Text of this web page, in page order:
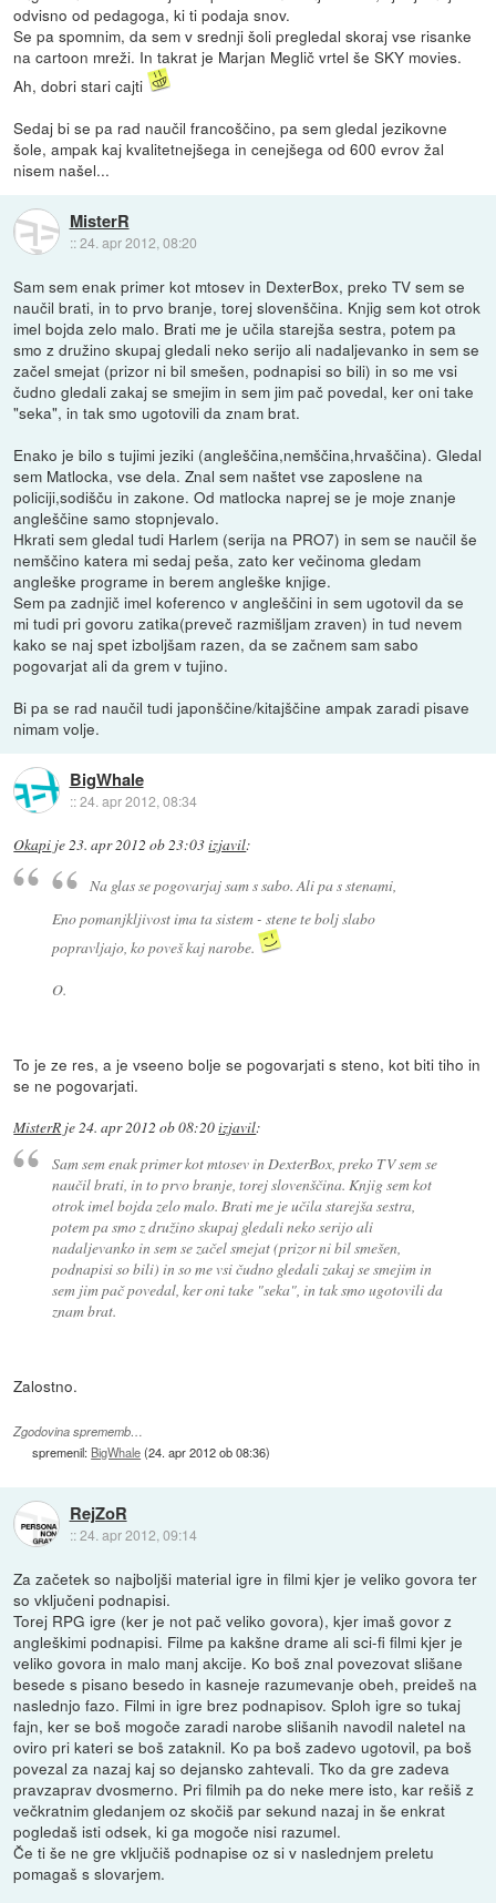
odvisno od pedagoga, ki ti podaja snov.
Se pa spomnim, da sem v srednji šoli pregledal skoraj vse risanke
na cartoon mreži. In takrat je Marjan Meglič vrtel še SKY movies.
Ah, dobri stari cajti
Sedaj bi se pa rad naučil francoščino, pa sem gledal jezikovne
šole, ampak kaj kvalitetnejšega in cenejšega od 600 evrov žal
nisem našel...
MisterR
::24. apr 2012, 08:20
Sam sem enak primer kot mtosev in DexterBox, preko TV sem se
naučil brati, in to prvo branje, torej slovenščina. Knjig sem kot otrok
imel bojda zelo malo. Brati me je učila starejša sestra, potem pa
smo z družino skupaj gledali neko serijo ali nadaljevanko in sem se
začel smejat (prizor ni bil smešen, podnapisi so bili) in so me vsi
čudno gledali zakaj se smejim in sem jim pač povedal, ker oni take
"seka", in tak smo ugotovili da znam brat.
Enako je bilo s tujimi jeziki (angleščina,nemščina,hrvaščina). Gledal
sem Matlocka, vse dela. Znal sem naštet vse zaposlene na
policiji,sodišču in zakone. Od matlocka naprej se je moje znanje
angleščine samo stopnjevalo.
Hkrati sem gledal tudi Harlem (serija na PRO7) in sem se naučil še
nemščino katera mi sedaj peša, zato ker večinoma gledam
angleške programe in berem angleške knjige.
Sem pa zadnjič imel koferenco v angleščini in sem ugotovil da se
mi tudi pri govoru zatika(preveč razmišljam zraven) in tud nevem
kako se naj spet izboljšam razen, da se začnem sam sabo
pogovarjat ali da grem v tujino.
Bi pa se rad naučil tudi japonščine/kitajščine ampak zaradi pisave
nimam volje.
BigWhale
::24. apr 2012, 08:34
Okapi je23. apr 2012 ob 23:03izjavil:
Na glas se pogovarjaj sam s sabo. Ali pa s stenami,
Eno pomanjkljivost ima ta sistem - stene te bolj slabo
popravljajo, ko poveš kaj narobe.
O.
To je ze res, a je vseeno bolje se pogovarjati s steno, kot biti tiho in
se ne pogovarjati.
MisterR je24. apr 2012 ob 08:20izjavil:
Sam sem enak primer kot mtosev in DexterBox, preko TV sem se
naučil brati, in to prvo branje, torej slovenščina. Knjig sem kot
otrok imel bojda zelo malo. Brati me je učila starejša sestra,
potem pa smo z družino skupaj gledali neko serijo ali
nadaljevanko in sem se začel smejat (prizor ni bil smešen,
podnapisi so bili) in so me vsi čudno gledali zakaj se smejim in
sem jim pač povedal, ker oni take "seka", in tak smo ugotovili da
znam brat.
Zalostno.
Zgodovina sprememb…
spremenil: BigWhale(24. apr 2012 ob 08:36)
RejZoR
::24. apr 2012, 09:14
Za začetek so najboljši material igre in filmi kjer je veliko govora ter
so vključeni podnapisi.
Torej RPG igre (ker je not pač veliko govora), kjer imaš govor z
angleškimi podnapisi. Filme pa kakšne drame ali sci-fi filmi kjer je
veliko govora in malo manj akcije. Ko boš znal povezovat slišane
besede s pisano besedo in kasneje razumevanje obeh, preideš na
naslednjo fazo. Filmi in igre brez podnapisov. Sploh igre so tukaj
fajn, ker se boš mogoče zaradi narobe slišanih navodil naletel na
oviro pri kateri se boš zataknil. Ko pa boš zadevo ugotovil, pa boš
povezal za nazaj kaj so dejansko zahtevali. Tko da gre zadeva
pravzaprav dvosmerno. Pri filmih pa do neke mere isto, kar rešiš z
večkratnim gledanjem oz skočiš par sekund nazaj in še enkrat
pogledaš isti odsek, ki ga mogoče nisi razumel.
Če ti še ne gre vključiš podnapise oz si v naslednjem preletu
pomagaš s slovarjem.